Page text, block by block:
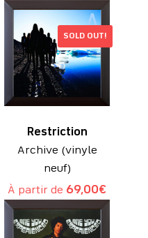
SOLD OUT!
Restriction
Archive (vinyle
neuf)
À partir de 69,00€